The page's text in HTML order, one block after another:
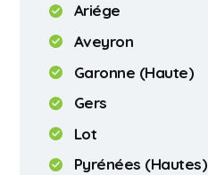
Ariége
Aveyron
Garonne (Haute)
Gers
Lot
Pyrénées (Hautes)